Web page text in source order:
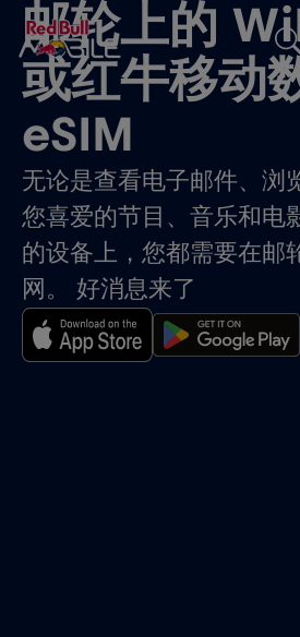
邮轮上的
或红牛移动
eSIM
无论是查看电子邮件、浏
您喜爱的节目、音乐和电
的设备上，您都需要在邮
网。 好消息来了